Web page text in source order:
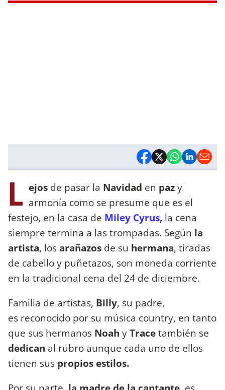
L ejos de pasar la Navidad en pazy
armonía como se presume que es el
festejo, en la casa de Miley Cyrus, la cena
siempre termina a las trompadas. Según la
artista, losarañazos de su hermana, tiradas
de cabello y puñetazos, son moneda corriente
en la tradicional cena del 24 de diciembre.
Familia de artistas, Billy, su padre,
es reconocido por su música country, en tanto
que sus hermanos Noah yTracetambién se
dedican al rubro aunque cada uno de ellos
tienen sus propios estilos.